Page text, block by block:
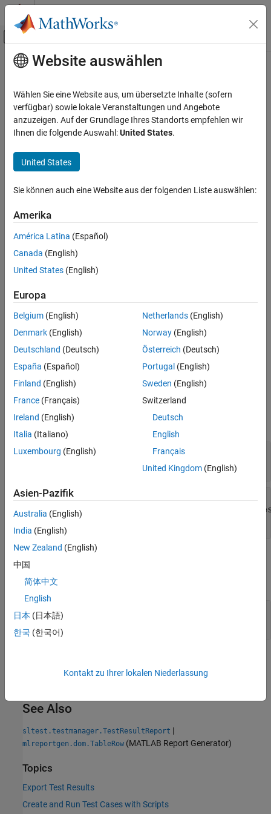
Weiter zum Inhalt
Umschaltung für Off-Canvas-
Startseite der Dokumentation
Simulink Test
genTableRowsForResultMetaInfo
ON THIS PAGE
Syntax
Input Arguments
Output Arguments
Version History
See Also
Hauptinhalt
genTableRowsForResultMetaInfo
Class:sltest.testmanager.TestResultReport
Namespace:sltest.testmanager
expand all in page
Syntax
Description
rowList= genTableRowsForResultMetaInfo(
generates a section for test result metadata used in a result set,
Input Arguments
expand all
obj—Test report object
sltest.testmanager.TestResultReportobject
result —Result set
object
Output Arguments
expand all
rowList
mlreportgen.dom.TableRow
See Also
sltest.testmanager.TestResultReport |
mlreportgen.dom.TableRow (MATLAB Report Generator)
Topics
Export Test Results
Create and Run Test Cases with Scripts
Website auswählen
Wählen Sie eine Website aus, um übersetzte Inhalte (sofern
verfügbar) sowie lokale Veranstaltungen und Angebote
anzuzeigen. Auf der Grundlage Ihres Standorts empfehlen wir
Ihnen die folgende Auswahl:United States.
United States
Sie können auch eine Website aus der folgenden Liste auswählen:
Amerika
América Latina (Español)
Canada (English)
United States (English)
Europa
Belgium (English)
Denmark (English)
Deutschland (Deutsch)
España (Español)
Finland (English)
France (Français)
Ireland (English)
Italia (Italiano)
Luxembourg (English)
Netherlands(English)
Norway(English)
Österreich (Deutsch)
Portugal (English)
Sweden (English)
Switzerland
Deutsch
English
Français
United Kingdom(English)
Asien-Pazifik
Australia (English)
India (English)
New Zealand (English)
中国
简体中文
English
日本 (日本語)
한국 (한국어)
Kontakt zu Ihrer lokalen Niederlassung